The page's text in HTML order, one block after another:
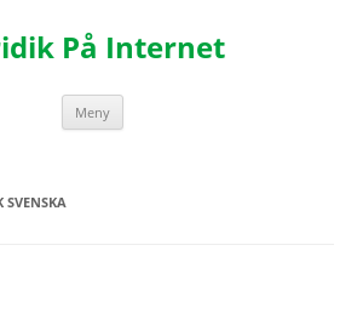
På Internet
Meny
SVENSKA